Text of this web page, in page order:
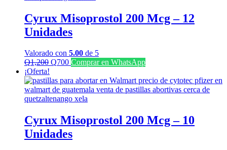
Cyrux Misoprostol 200 Mcg – 12
Unidades
Valorado con 5.00 de 5
Q1,200 El
original
era:
Q1,200.
Q700El
actual
es:
Q700.
Comprar en WhatsApp
¡Oferta!
Cyrux Misoprostol 200 Mcg – 10
Unidades